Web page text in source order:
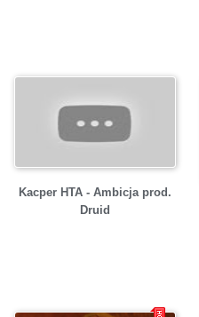
Kacper HTA - Ambicja prod.
Druid